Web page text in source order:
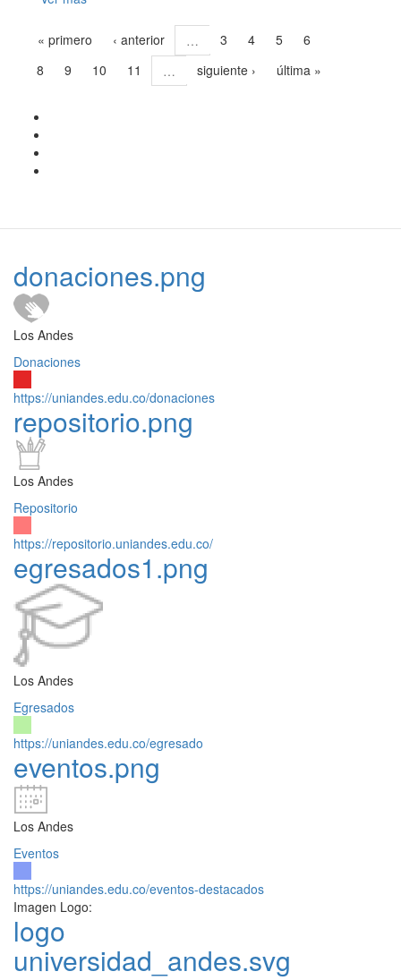
« primero ‹ anterior … 3 4 5 6
8
9 10 11 … siguiente › última »
donaciones.png
Los Andes
Donaciones
https://uniandes.edu.co/donaciones
repositorio.png
Los Andes
Repositorio
https://repositorio.uniandes.edu.co/
egresados1.png
Los Andes
Egresados
https://uniandes.edu.co/egresado
eventos.png
Los Andes
Eventos
https://uniandes.edu.co/eventos-destacados
Imagen Logo:
logo
universidad_andes.svg